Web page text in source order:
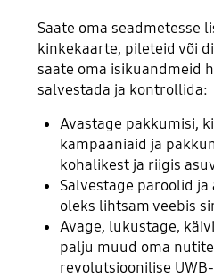
Saate oma seadmetesse
kinkekaarte, pileteid või
saate oma isikuandmeid
salvestada ja kontrollida:
Avastage pakkumisi,
kampaaniaid ja
kohalikest ja riigis
Salvestage paroolid ja
oleks lihtsam veebis
Avage, lukustage,
palju muud oma
revolutsioonilise